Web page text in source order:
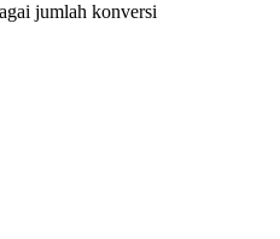
jumlah konversi